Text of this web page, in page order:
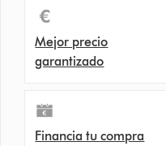
Mejor precio
garantizado
Financia tu compra